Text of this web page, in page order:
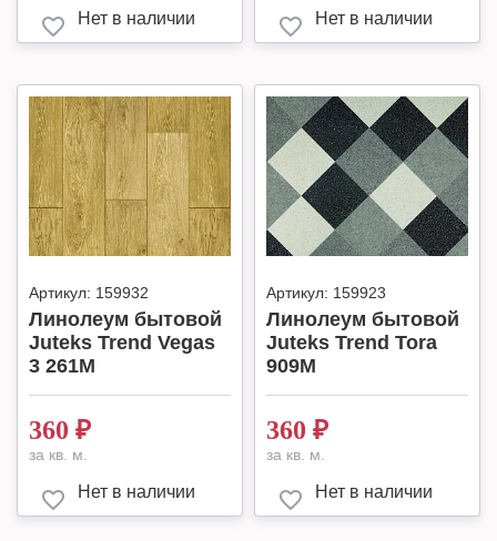
Нет в наличии Нет в наличии
Артикул: 159932
Линолеум бытовой
Juteks Trend Vegas
3 261M
360 ₽
за кв. м.
Нет в наличии
Артикул: 159923
Линолеум бытовой
Juteks Trend Tora
909M
360 ₽
за кв. м.
Нет в наличии